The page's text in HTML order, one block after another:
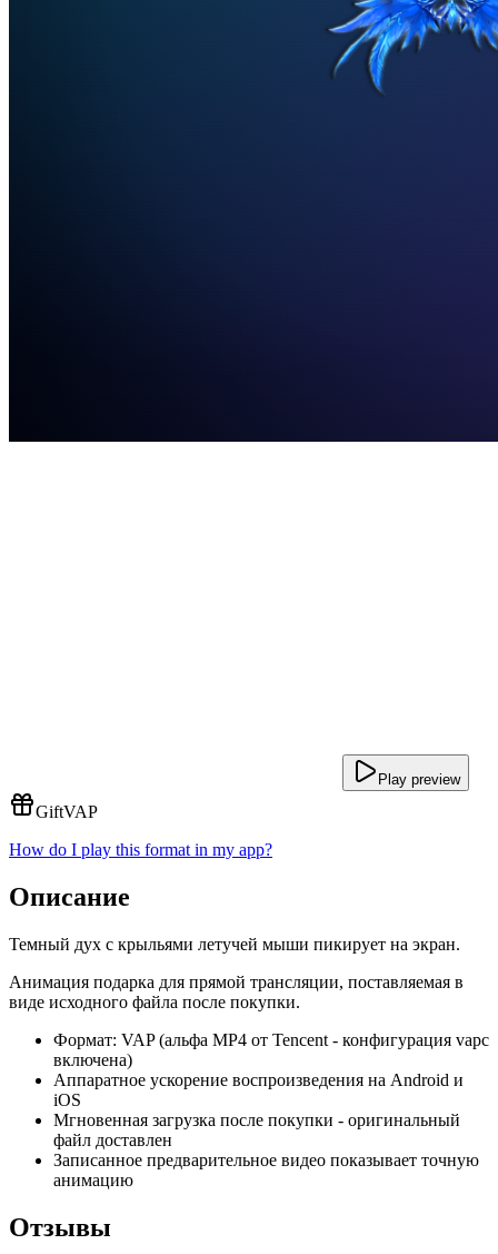
Play preview
GiftVAP
How do I play this format in my app?
Описание
Темный дух с крыльями летучей мыши пикирует на экран.
Анимация подарка для прямой трансляции, поставляемая в
виде исходного файла после покупки.
Формат: VAP (альфа MP4 от Tencent - конфигурация vapc
включена)
Аппаратное ускорение воспроизведения на Android и
iOS
Мгновенная загрузка после покупки - оригинальный
файл доставлен
Записанное предварительное видео показывает точную
анимацию
Отзывы